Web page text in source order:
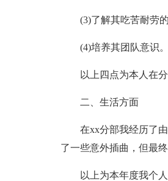
(3)了解其吃苦耐劳的
(4)培养其团队意识。
以上四点为本人在
二、生活方面
在xx分部我经历了
了一些意外插曲，但最
以上为本年度我个